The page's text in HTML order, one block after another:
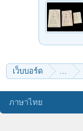
เว็บบอร์ด ...
ภาษาไทย